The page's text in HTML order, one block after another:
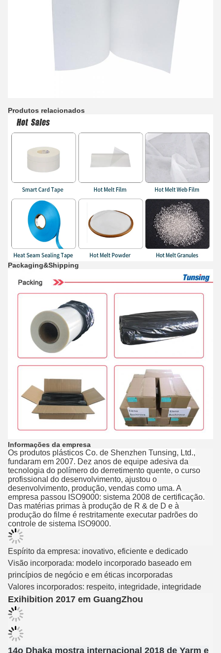
Produtos relacionados
Packaging&Shipping
Informações da empresa
Os produtos plásticos Co. de Shenzhen Tunsing, Ltd.,
fundaram em 2007. Dez anos de equipe adesiva da
tecnologia do polímero do derretimento quente, o curso
profissional do desenvolvimento, ajustou o
desenvolvimento, produção, vendas como uma. A
empresa passou ISO9000: sistema 2008 de certificação.
Das matérias primas à produção de R & de D e à
produção do filme é restritamente executar padrões do
controle de sistema ISO9000.
Espírito da empresa: inovativo, eficiente e dedicado
Visão incorporada: modelo incorporado baseado em
princípios de negócio e em éticas incorporadas
Valores incorporados: respeito, integridade, integridade
Exihibition 2017 em GuangZhou
14o Dhaka mostra internacional 2018 de Yarm e